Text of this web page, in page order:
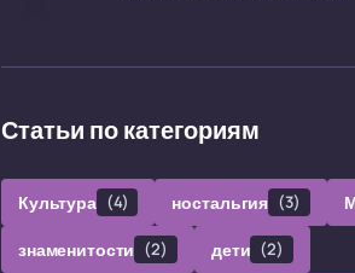
Статьи по категориям
Культура (4) ностальгия (3)
знаменитости (2) дети (2)